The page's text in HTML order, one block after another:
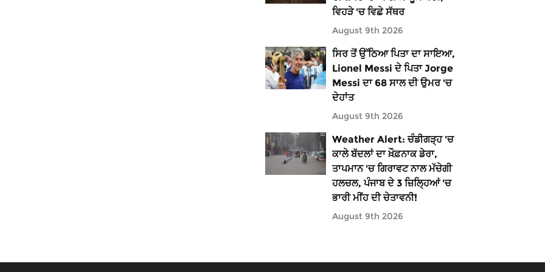
ਵਿਹੜੇ 'ਚ ਵਿਛੇ ਸੱਥਰ
August 9th 2026
ਸਿਰ ਤੋਂ ਉੱਠਿਆ ਪਿਤਾ ਦਾ ਸਾਇਆ,
Lionel Messi ਦੇ ਪਿਤਾ Jorge
Messi ਦਾ 68 ਸਾਲ ਦੀ ਉਮਰ 'ਚ
ਦੇਹਾਂਤ
August 9th 2026
Weather Alert: ਚੰਡੀਗੜ੍ਹ 'ਚ
ਕਾਲੇ ਬੱਦਲਾਂ ਦਾ ਖ਼ੌਫ਼ਨਾਕ ਡੇਰਾ,
ਤਾਪਮਾਨ 'ਚ ਗਿਰਾਵਟ ਨਾਲ ਮੱਚੇਗੀ
ਹਲਚਲ, ਪੰਜਾਬ ਦੇ 3 ਜ਼ਿਲ੍ਹਿਆਂ 'ਚ
ਭਾਰੀ ਮੀਂਹ ਦੀ ਚੇਤਾਵਨੀ!
August 9th 2026